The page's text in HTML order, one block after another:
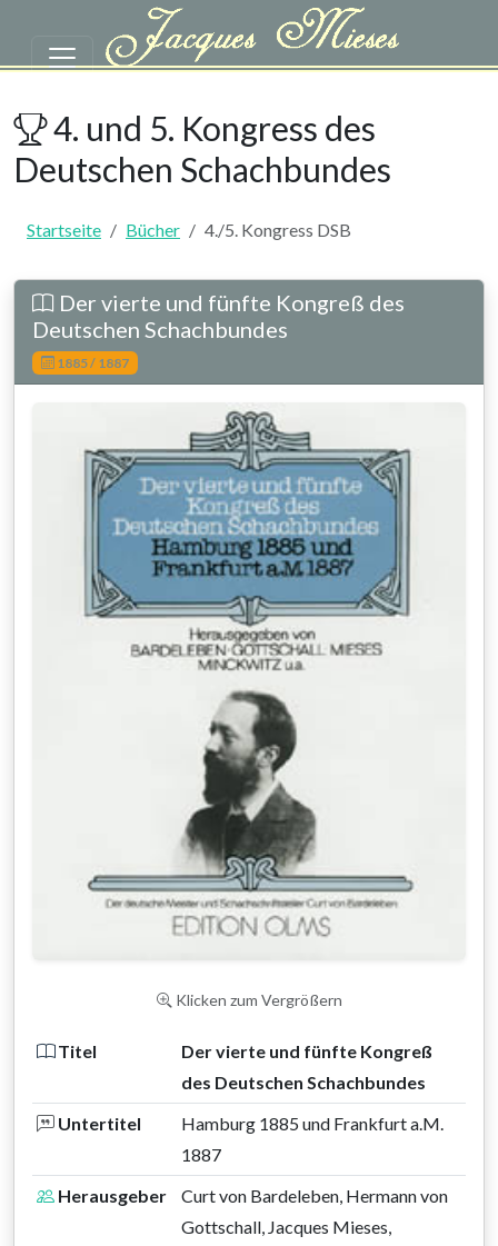
Zum Hauptinhalt springen
4./5. Kongress DSB |
4. und 5. Kongress des
Deutschen Schachbundes
Startseite Bücher 4./5. Kongress DSB
Der vierte und fünfte Kongreß des
Deutschen Schachbundes
1885 / 1887
Klicken zum Vergrößern
Titel
Der vierte und fünfte Kongreß
des Deutschen Schachbundes
Untertitel
Hamburg 1885 und Frankfurt a.M.
1887
Herausgeber
Curt von Bardeleben, Hermann von
Gottschall, Jacques Mieses,